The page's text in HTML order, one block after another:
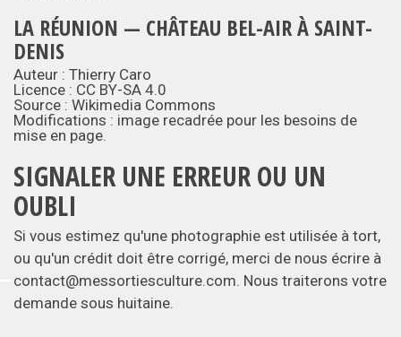
LA RÉUNION — CHÂTEAU BEL-AIR À SAINT-
DENIS
Auteur : Thierry Caro
Licence : CC BY-SA 4.0
Source : Wikimedia Commons
Modifications : image recadrée pour les besoins de
mise en page.
SIGNALER UNE ERREUR OU UN
OUBLI
Si vous estimez qu'une photographie est utilisée à tort,
ou qu'un crédit doit être corrigé, merci de nous écrire à
contact@messortiesculture.com. Nous traiterons votre
demande sous huitaine.